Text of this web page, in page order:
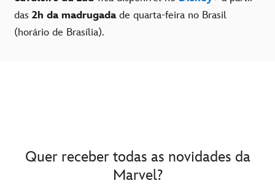
das 2h da madrugadade quarta-feira no Brasil
(horário de Brasília).
Quer receber todas as novidades da
Marvel?